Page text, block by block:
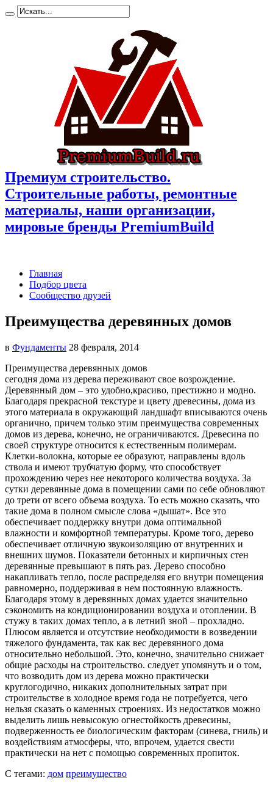
Премиум cтроительство.
Cтроительные работы, ремонтные
материалы, наши организации,
мировые бренды PremiumBuild
Главная
Подбор цвета
Сообщество друзей
Преимущества деревянных домов
в Фундаменты 28 февраля, 2014
Преимущества деревянных домов
сегодня дома из дерева переживают свое возрождение.
Деревянный дом – это удобно,красиво, престижно и модно.
Благодаря прекрасной текстуре и цвету древесины, дома из
этого материала в окружающий ландшафт вписываются очень
органично, причем только этим преимущества современных
домов из дерева, конечно, не ограничиваются. Древесина по
своей структуре относится к естественным полимерам.
Клетки-волокна, которые ее образуют, направлены вдоль
ствола и имеют трубчатую форму, что способствует
прохождению через нее некоторого количества воздуха. За
сутки деревянные дома в помещении сами по себе обновляют
до трети от всего объема воздуха. То есть можно сказать, что
такие дома в полном смысле слова «дышат». Все это
обеспечивает поддержку внутри дома оптимальной
влажности и комфортной температуры. Кроме того, дерево
обеспечивает отличную звукоизоляцию от внутренних и
внешних шумов. Показатели бетонных и кирпичных стен
деревянные превышают в пять раз. Дерево способно
накапливать тепло, после распределяя его внутри помещения
равномерно, поддерживая в нем постоянную влажность.
Благодаря этому в деревянных домах удается значительно
сэкономить на кондиционировании воздуха и отоплении. В
стужу в таких домах тепло, а в летний зной – прохладно.
Плюсом является и отсутствие необходимости в возведении
тяжелого фундамента, так как вес деревянного дома
относительно небольшой. Это, конечно, значительно снижает
общие расходы на строительство. следует упомянуть и о том,
что возводить дом из дерева можно практически
круглогодично, никаких дополнительных затрат при
строительстве в холодное время года не потребуется, чего
нельзя сказать о каменных строениях. Из недостатков можно
выделить лишь невысокую огнестойкость древесины,
подверженность ее биологическим факторам (синева, гниль) и
воздействиям атмосферы, что, впрочем, удается свести
практически на нет с помощью современных пропиток.
С тегами: дом преимущество